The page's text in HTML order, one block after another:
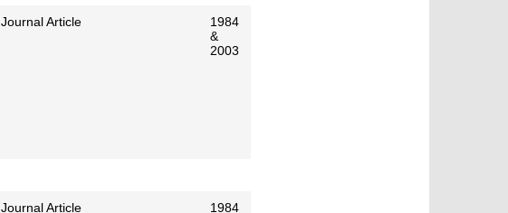
Journal Article
1984
&
2003
Journal Article 1984